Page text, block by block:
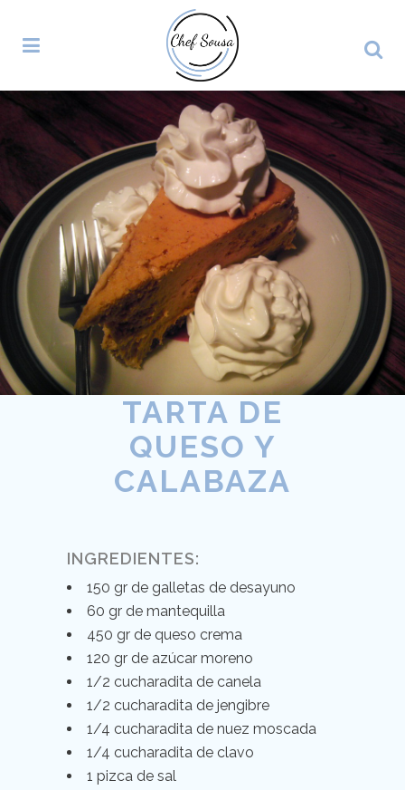
TARTA DE
QUESO Y
CALABAZA
INGREDIENTES:
150 gr de galletas de desayuno
60 gr de mantequilla
450 gr de queso crema
120 gr de azúcar moreno
1/2 cucharadita de canela
1/2 cucharadita de jengibre
1/4 cucharadita de nuez moscada
1/4 cucharadita de clavo
1 pizca de sal